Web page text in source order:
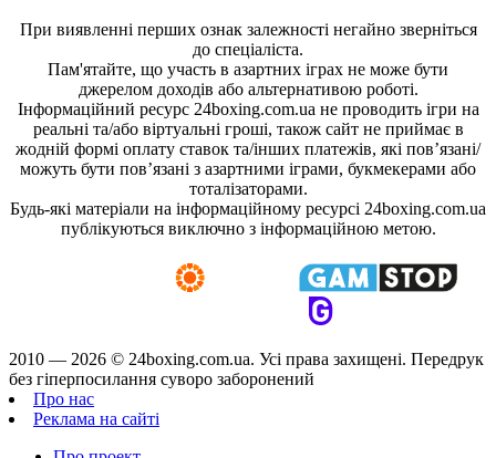
При виявленні перших ознак залежності негайно зверніться
до спеціаліста.
Пам'ятайте, що участь в азартних іграх не може бути
джерелом доходів або альтернативою роботі.
Інформаційний ресурс 24boxing.com.ua не проводить ігри на
реальні та/або віртуальні гроші, також сайт не приймає в
жодній формі оплату ставок та/інших платежів, які пов’язані/
можуть бути пов’язані з азартними іграми, букмекерами або
тоталізаторами.
Будь-які матеріали на інформаційному ресурсі 24boxing.com.ua
публікуються виключно з інформаційною метою.
2010 — 2026 © 24boxing.com.ua. Усi права захищенi. Передрук
без гіперпосилання суворо заборонений
Про нас
Реклама на сайті